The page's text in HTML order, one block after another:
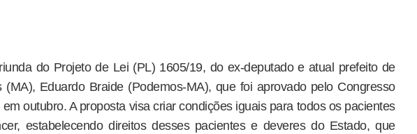
do Projeto de Lei (PL) 1605/19, do ex-deputado e atual prefeito de
(MA), Eduardo Braide (Podemos-MA), que foi aprovado pelo Congresso
em outubro. A proposta visa criar condições iguais para todos os pacientes
estabelecendo direitos desses pacientes e deveres do Estado, que